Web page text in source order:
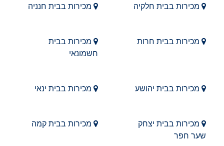
מכירות בבית חלקיה מכירות בבית חנניה
מכירות בבית חרות
מכירות בבית
חשמונאי
מכירות בבית יהושע מכירות בבית ינאי
מכירות בבית יצחק
שער חפר
מכירות בבית קמה